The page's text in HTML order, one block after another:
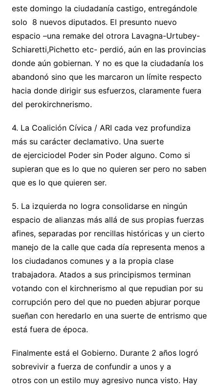
este domingo la ciudadanía castigo, entregándole
solo 8 nuevos diputados. El presunto nuevo
espacio –una remake del otrora Lavagna-Urtubey-
Schiaretti,Pichetto etc- perdió, aún en las provincias
donde aún gobiernan. Y no es que la ciudadanía los
abandonó sino que les marcaron un límite respecto
hacia donde dirigir sus esfuerzos, claramente fuera
del perokirchnerismo.
4. La Coalición Cívica / ARI cada vez profundiza
más su carácter declamativo. Una suerte
de ejerciciodel Poder sin Poder alguno. Como si
supieran que es lo que no quieren ser pero no saben
que es lo que quieren ser.
5. La izquierda no logra consolidarse en ningún
espacio de alianzas más allá de sus propias fuerzas
afines, separadas por rencillas históricas y un cierto
manejo de la calle que cada día representa menos a
los ciudadanos comunes y a la propia clase
trabajadora. Atados a sus principismos terminan
votando con el kirchnerismo al que repudian por su
corrupción pero del que no pueden abjurar porque
sueñan con heredarlo en una suerte de entrismo que
está fuera de época.
Finalmente está el Gobierno. Durante 2 años logró
sobrevivir a fuerza de confundir a unos y a
otros con un estilo muy agresivo nunca visto. Hay